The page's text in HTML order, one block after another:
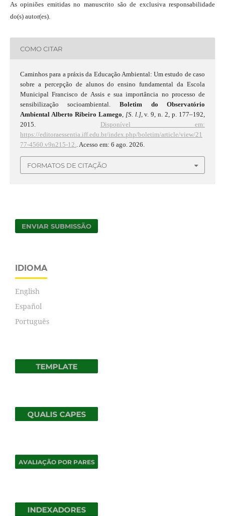
As opiniões emitidas no manuscrito são de exclusiva responsabilidade
do(s) autor(es).
COMO CITAR
Caminhos para a práxis da Educação Ambiental: Um estudo de caso
sobre a percepção de alunos do ensino fundamental da Escola
Municipal Francisco de Assis e sua importância no processo de
sensibilização socioambiental. Boletim do Observatório
Ambiental Alberto Ribeiro Lamego, [S. l.], v. 9, n. 2, p. 177–192,
2015. Disponível em:
https://editoraessentia.iff.edu.br/index.php/boletim/article/view/21
77-4560.v9n215-12.. Acesso em: 6 ago. 2026.
FORMATOS DE CITAÇÃO
ENVIAR SUBMISSÃO
IDIOMA
English
Español
Português